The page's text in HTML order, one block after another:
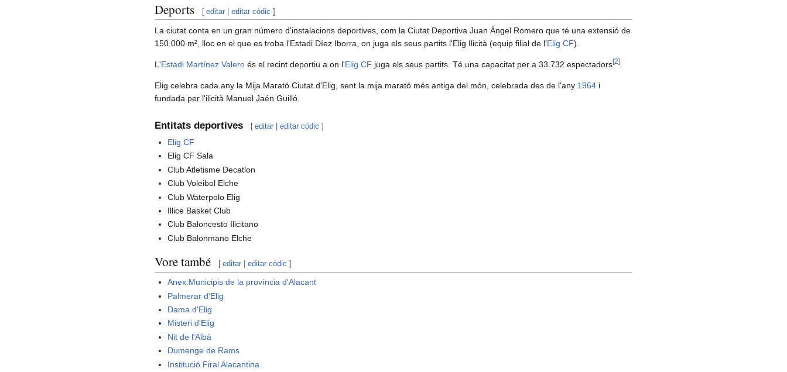
Deports [ editar |editar còdic ]
La ciutat conta en un gran número d'instalacions deportives, com la Ciutat Deportiva Juan Ángel Romero que té una extensió de
150.000 m², lloc en el que es troba l'Estadi Díez Iborra, on juga els seus partits l'Elig Ilicità (equip filial de l'Elig CF).
L'Estadi Martínez Valero és el recint deportiu a on l'Elig CF juga els seus partits. Té una capacitat per a 33.732 espectadors[2].
Elig celebra cada any la Mija Marató Ciutat d'Elig, sent la mija marató més antiga del món, celebrada des de l'any 1964 i
fundada per l'ilicità Manuel Jaén Guilló.
Entitats deportives [ editar |editar còdic ]
Elig CF
Elig CF Sala
Club Atletisme Decatlon
Club Voleibol Elche
Club Waterpolo Elig
Illice Basket Club
Club Baloncesto Ilicitano
Club Balonmano Elche
Vore també [ editar |editar còdic ]
Anex:Municipis de la província d'Alacant
Palmerar d'Elig
Dama d'Elig
Misteri d'Elig
Nit de l'Albà
Dumenge de Rams
Institució Firal Alacantina